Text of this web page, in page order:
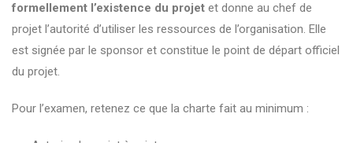
formellement l’existence du projet et donne au chef de
projet l’autorité d’utiliser les ressources de l’organisation. Elle
est signée par le sponsor et constitue le point de départ officiel
du projet.
Pour l’examen, retenez ce que la charte fait au minimum :